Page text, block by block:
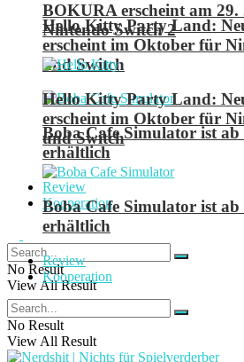
Hello Kitty Party Land:
erscheint im Oktober für
und Switch
Boba Cafe Simulator ist ab
erhältlich
Review
Kooperation
No Result
View All Result
BOKURA erscheint am
Nintendo Switch 2
Hello Kitty Party Land:
erscheint im Oktober für
und Switch
Boba Cafe Simulator ist ab
erhältlich
Review
Kooperation
No Result
View All Result